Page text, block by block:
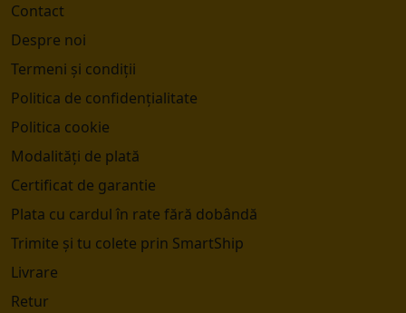
Contact
Despre noi
Termeni și condiții
Politica de confidențialitate
Politica cookie
Modalități de plată
Certificat de garantie
Plata cu cardul în rate fără dobândă
Trimite și tu colete prin SmartShip
Livrare
Retur